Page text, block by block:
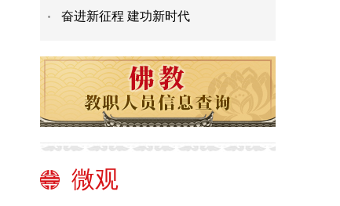
奋进新征程 建功新时代
微观